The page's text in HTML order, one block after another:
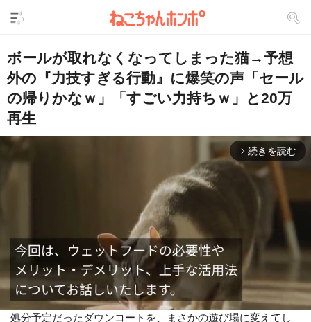
ボールが取れなくなってしまった猫→予想
外の『力技すぎる行動』に爆笑の声「セール
の帰りかなｗ」「すごい力持ちｗ」と20万
再生
arrow_forward_ios 続きを読む
処分予定だったダウンコートを、まさかの遊び場に変えてし